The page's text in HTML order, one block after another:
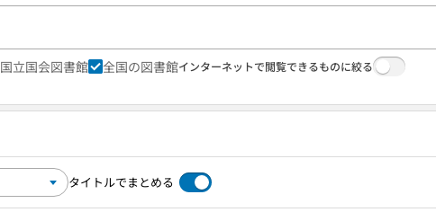
国立国会図書館 全国の図書館インターネットで閲覧できるものに絞る
タイトルでまとめる